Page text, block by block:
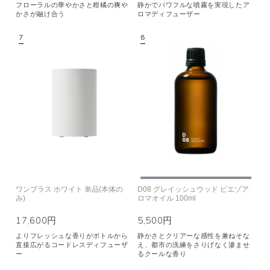
フローラルの華やかさと柑橘の爽や
かさが融け合う
静かでパワフルな噴霧を実現したア
ロマディフューザー
ワンプラス ホワイト 単品(本体の
み)
17,600円
よりフレッシュな香りがボトルから
直接広がるコードレスディフューザ
ー
D08 グレイッシュウッド ピエゾア
ロマオイル 100ml
5,500円
静かさとクリアーな感性を兼ねそな
え、都市の洗練をさりげなく滲ませ
るクールな香り